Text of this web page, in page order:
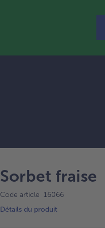
Sorbet fraise
Code article 16066
Détails du produit